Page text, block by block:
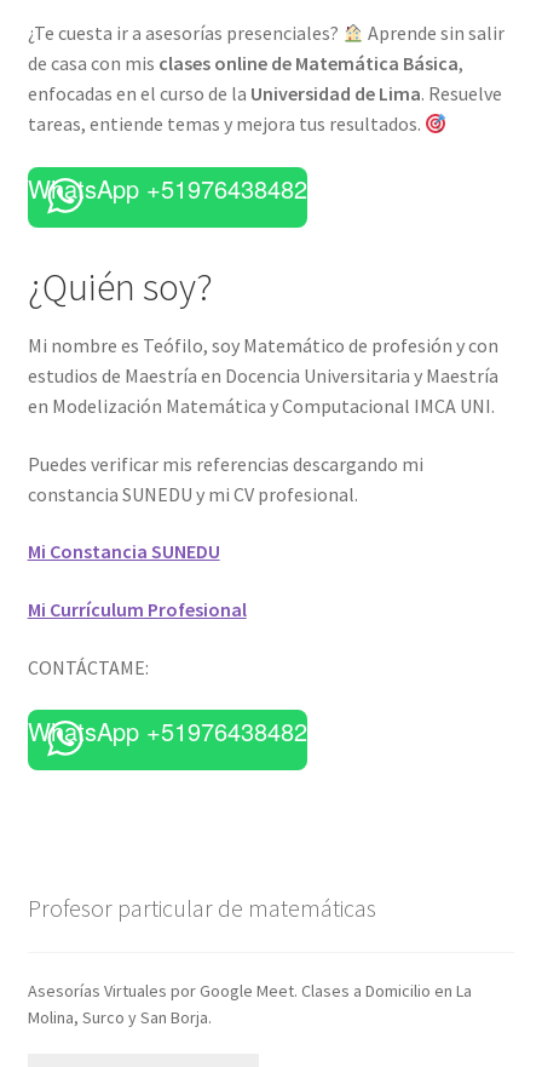
¿Te cuesta ir a asesorías presenciales?
Aprende sin salir
de casa con mis clases online de Matemática Básica,
enfocadas en el curso de la Universidad de Lima. Resuelve
tareas, entiende temas y mejora tus resultados.
WhatsApp +51976438482
¿Quién soy?
Mi nombre es Teófilo, soy Matemático de profesión y con
estudios de Maestría en Docencia Universitaria y Maestría
en Modelización Matemática y Computacional IMCA UNI.
Puedes verificar mis referencias descargando mi
constancia SUNEDU y mi CV profesional.
Mi Constancia SUNEDU
Mi Currículum Profesional
CONTÁCTAME:
WhatsApp +51976438482
Profesor particular de matemáticas
Asesorías Virtuales por Google Meet. Clases a Domicilio en La
Molina, Surco y San Borja.